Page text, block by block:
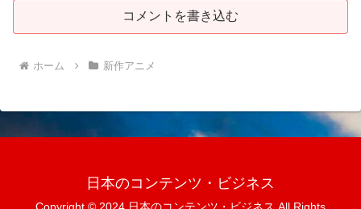
コメントを書き込む
ホーム 新作アニメ
日本のコンテンツ・ビジネス